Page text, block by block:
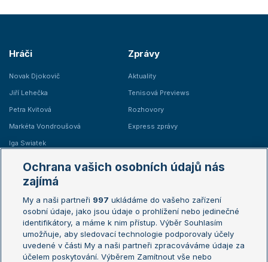
Hráči
Novak Djokovič
Jiří Lehečka
Petra Kvitová
Markéta Vondroušová
Iga Swiatek
Zprávy
Aktuality
Tenisová Previews
Rozhovory
Express zprávy
Žebříčky
Žebříček ATP (muži)
Žebříček WTA (ženy)
Sázkařský žebříček
Australian Open
French Open
Wimbledon
US Open
Ochrana vašich osobních údajů nás
zajímá
My a naši partneři 997 ukládáme do vašeho zařízení
osobní údaje, jako jsou údaje o prohlížení nebo jedinečné
identifikátory, a máme k nim přístup. Výběr Souhlasím
umožňuje, aby sledovací technologie podporovaly účely
uvedené v části My a naši partneři zpracováváme údaje za
účelem poskytování. Výběrem Zamítnout vše nebo